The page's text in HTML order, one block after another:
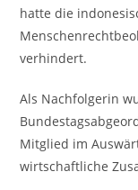
hatte die
verhindert.
Als Nachfolgerin
Mitglied im
wirtschaftliche